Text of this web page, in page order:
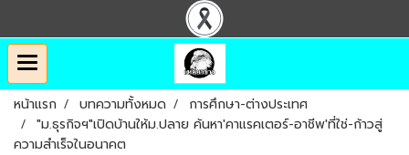
หน้าแรก บทความทั้งหมด
การศึกษา-ต่างประเทศ
"ม.ธุรกิจฯ"เปิดบ้านให้ม.ปลาย ค้นหา'คาแรคเตอร์-อาชีพ'ที่ใช่-ก้าวสู่
ความสำเร็จในอนาคต